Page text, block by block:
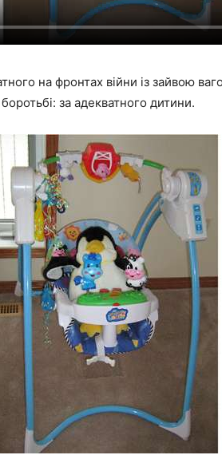
на фронтах війни із зайвою
за адекватного дитини.